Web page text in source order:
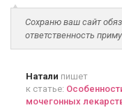
Сохраню ваш сайт
ответственность
Натали пишет
к статье:
мочегонных